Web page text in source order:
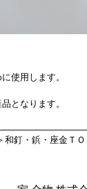
使用します。
となります。
和釘・鋲・座金Ｔ